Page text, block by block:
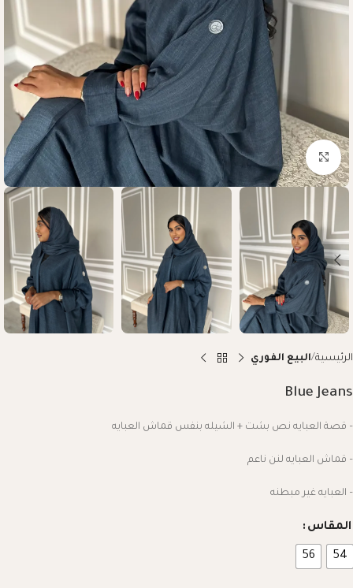
Click to enlarge
الرئيسية البيع الفوري
Blue Jeans
– قصة العبايه نص بشت + الشيله بنفس قماش العبايه
– قماش العبايه لنن ناعم
– العبايه غير مبطنه
المقاس
54
56